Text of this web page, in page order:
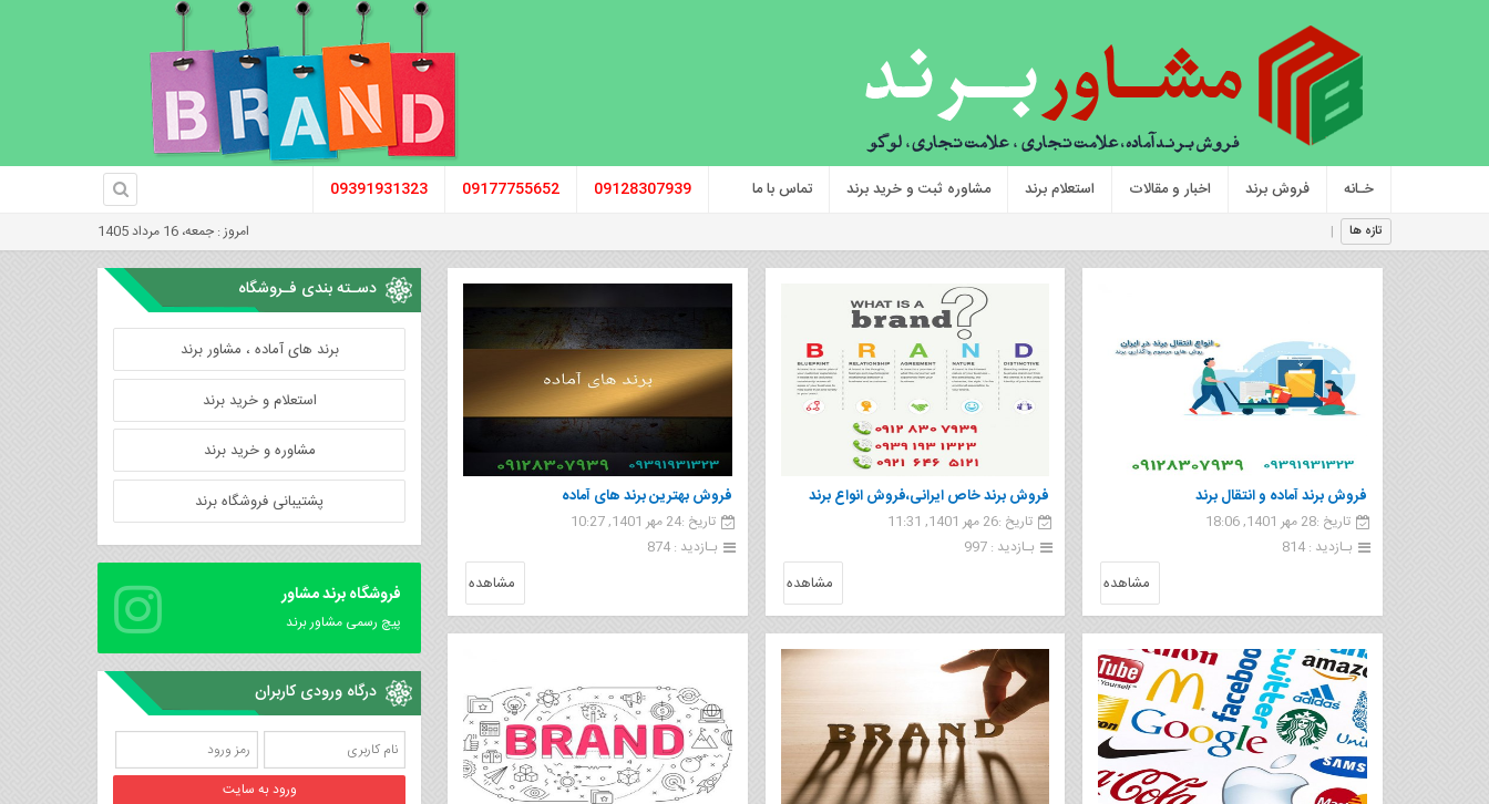
خـانه فروش برند اخبار و مقالات استعلام برند مشاوره ثبت و خرید برند تماس با ما 09128307939
09177755652
09391931323
تازه ها راهنمایی بر امروز : جمعه، 16 مرداد 1405
فروش برند آماده و انتقال برند
تاریخ :28 مهر 1401, 18:06
بـازدید : 814
مشاهده
فروش برند خاص ایرانی،فروش انواع برند
های ایرانی در طبقات مختلف
تاریخ :26 مهر 1401, 11:31
بـازدید : 997
مشاهده
فروش بهترین برند های آماده
تاریخ :24 مهر 1401, 10:27
بـازدید : 874
مشاهده
دسـته بندی فـروشگاه
برند های آماده ، مشاور برند
استعلام و خرید برند
مشاوره و خرید برند
پشتیبانی فروشگاه برند
فروشگاه برند مشاور
پیچ رسمی مشاور برند
درگاه ورودی کاربران